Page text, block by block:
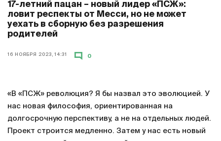
17-летний пацан – новый лидер «ПСЖ»:
ловит респекты от Месси, но не может
уехать в сборную без разрешения
родителей
16 НОЯБРЯ 2023, 14:31 0
«В «ПСЖ» революция? Я бы назвал это эволюцией. У
нас новая философия, ориентированная на
долгосрочную перспективу, а не на отдельных людей.
Проект строится медленно. Затем у нас есть новый